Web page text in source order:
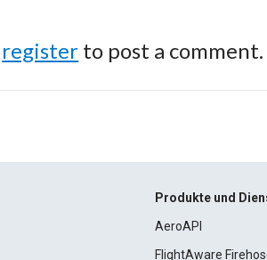
register to post a comment.
Produkte und
AeroAPI
FlightAware